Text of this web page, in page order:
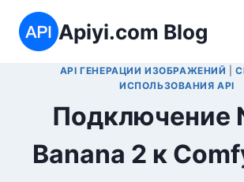
Перейти
содержимому
Apiyi.com Blog
API ГЕНЕРАЦИИ ИЗОБРАЖЕНИЙ |
ИСПОЛЬЗОВАНИЯ API
Подключение
Banana 2 к